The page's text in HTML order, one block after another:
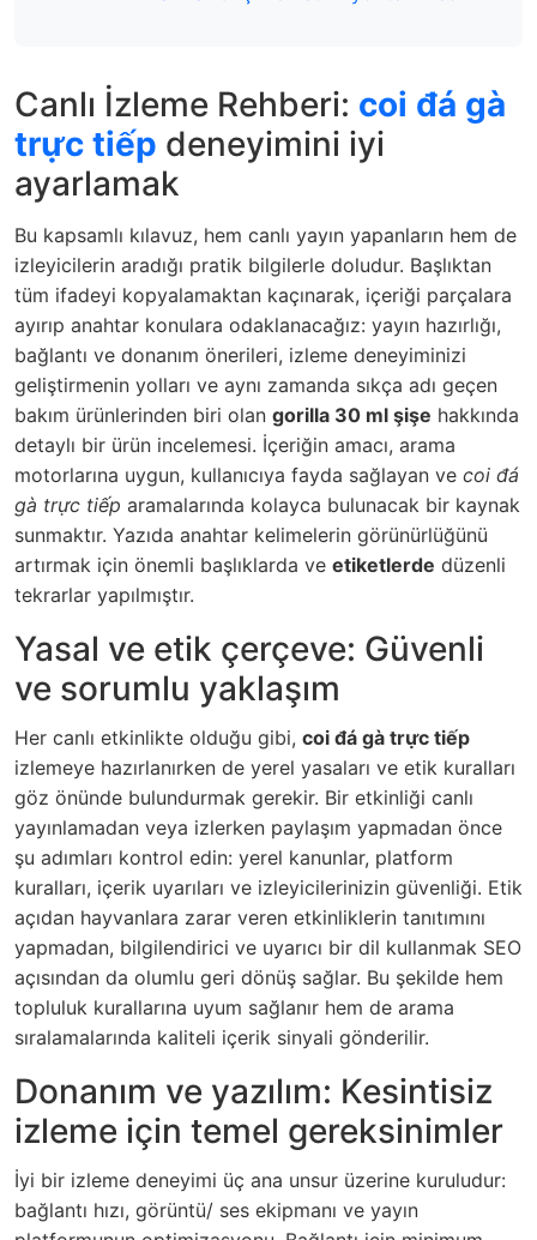
Canlı İzleme Rehberi: coi đá gà
trực tiếp deneyimini iyi
ayarlamak
Bu kapsamlı kılavuz, hem canlı yayın yapanların hem de
izleyicilerin aradığı pratik bilgilerle doludur. Başlıktan
tüm ifadeyi kopyalamaktan kaçınarak, içeriği parçalara
ayırıp anahtar konulara odaklanacağız: yayın hazırlığı,
bağlantı ve donanım önerileri, izleme deneyiminizi
geliştirmenin yolları ve aynı zamanda sıkça adı geçen
bakım ürünlerinden biri olan gorilla 30 ml şişe hakkında
detaylı bir ürün incelemesi. İçeriğin amacı, arama
motorlarına uygun, kullanıcıya fayda sağlayan ve coi đá
gà trực tiếp aramalarında kolayca bulunacak bir kaynak
sunmaktır. Yazıda anahtar kelimelerin görünürlüğünü
artırmak için önemli başlıklarda ve etiketlerde düzenli
tekrarlar yapılmıştır.
Yasal ve etik çerçeve: Güvenli
ve sorumlu yaklaşım
Her canlı etkinlikte olduğu gibi, coi đá gà trực tiếp
izlemeye hazırlanırken de yerel yasaları ve etik kuralları
göz önünde bulundurmak gerekir. Bir etkinliği canlı
yayınlamadan veya izlerken paylaşım yapmadan önce
şu adımları kontrol edin: yerel kanunlar, platform
kuralları, içerik uyarıları ve izleyicilerinizin güvenliği. Etik
açıdan hayvanlara zarar veren etkinliklerin tanıtımını
yapmadan, bilgilendirici ve uyarıcı bir dil kullanmak SEO
açısından da olumlu geri dönüş sağlar. Bu şekilde hem
topluluk kurallarına uyum sağlanır hem de arama
sıralamalarında kaliteli içerik sinyali gönderilir.
Donanım ve yazılım: Kesintisiz
izleme için temel gereksinimler
İyi bir izleme deneyimi üç ana unsur üzerine kuruludur:
bağlantı hızı, görüntü/ ses ekipmanı ve yayın